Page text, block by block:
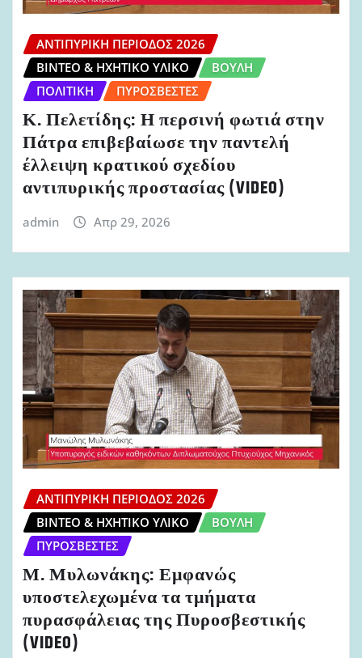
ΑΝΤΙΠΥΡΙΚΉ ΠΕΡΊΟΔΟΣ 2026
ΒΊΝΤΕΟ & ΗΧΗΤΙΚΌ ΥΛΙΚΌ
ΒΟΥΛΉ
ΠΟΛΙΤΙΚΉ
ΠΥΡΟΣΒΈΣΤΕΣ
Κ. Πελετίδης: Η περσινή φωτιά στην
Πάτρα επιβεβαίωσε την παντελή
έλλειψη κρατικού σχεδίου
αντιπυρικής προστασίας (VIDEO)
admin Απρ 29, 2026
ΑΝΤΙΠΥΡΙΚΉ ΠΕΡΊΟΔΟΣ 2026
ΒΊΝΤΕΟ & ΗΧΗΤΙΚΌ ΥΛΙΚΌ
ΒΟΥΛΉ
ΠΥΡΟΣΒΈΣΤΕΣ
Μ. Μυλωνάκης: Εμφανώς
υποστελεχωμένα τα τμήματα
πυρασφάλειας της Πυροσβεστικής
(VIDEO)